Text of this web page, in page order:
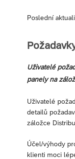
Poslední
Uživatelé
panely na
Uživatelé
detailů
záložce
Účel/výhody
klienti moci